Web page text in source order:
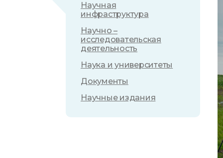
Научная
инфраструктура
Научно –
исследовательская
деятельность
Наука и университеты
Документы
Научные издания